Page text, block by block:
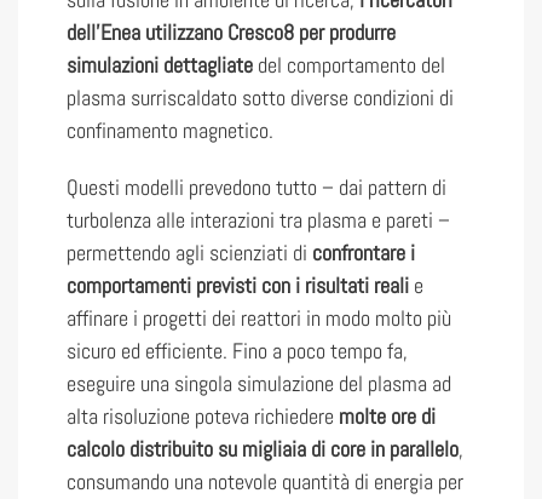
dell’Enea utilizzano Cresco8 per produrre
simulazioni dettagliate del comportamento del
plasma surriscaldato sotto diverse condizioni di
confinamento magnetico.
Questi modelli prevedono tutto – dai pattern di
turbolenza alle interazioni tra plasma e pareti –
permettendo agli scienziati di confrontare i
comportamenti previsti con i risultati reali e
affinare i progetti dei reattori in modo molto più
sicuro ed efficiente. Fino a poco tempo fa,
eseguire una singola simulazione del plasma ad
alta risoluzione poteva richiedere molte ore di
calcolo distribuito su migliaia di core in parallelo,
consumando una notevole quantità di energia per